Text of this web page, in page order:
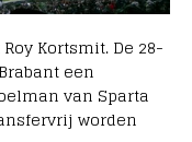
Kortsmit. De 28-
een
van Sparta
worden